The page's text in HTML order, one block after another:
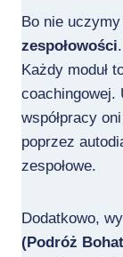
Bo nie
zespołowości.
Każdy moduł
coachingowej.
współpracy
poprzez
zespołowe.
Dodatkowo,
(Podróż